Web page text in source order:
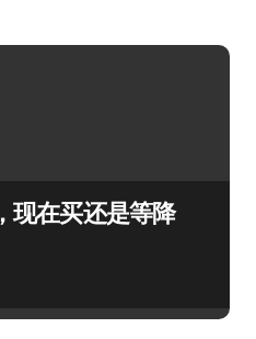
现在买还是等降